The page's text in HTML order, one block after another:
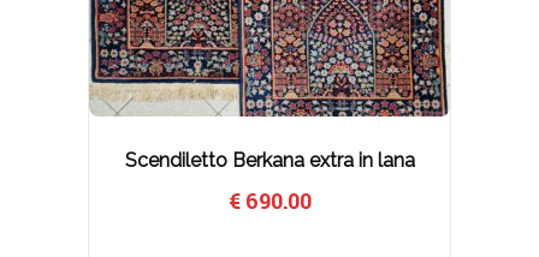
Scendiletto Berkana extra in lana
€690.00